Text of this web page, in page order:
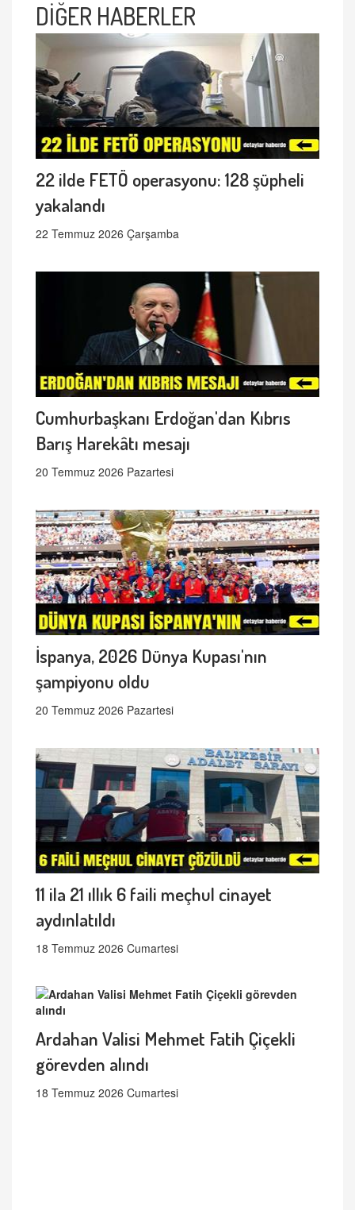
DİĞER HABERLER
22 ilde FETÖ operasyonu: 128 şüpheli
yakalandı
22 Temmuz 2026 Çarşamba
Cumhurbaşkanı Erdoğan'dan Kıbrıs
Barış Harekâtı mesajı
20 Temmuz 2026 Pazartesi
İspanya, 2026 Dünya Kupası'nın
şampiyonu oldu
20 Temmuz 2026 Pazartesi
11 ila 21 ıllık 6 faili meçhul cinayet
aydınlatıldı
18 Temmuz 2026 Cumartesi
Ardahan Valisi Mehmet Fatih Çiçekli
görevden alındı
18 Temmuz 2026 Cumartesi